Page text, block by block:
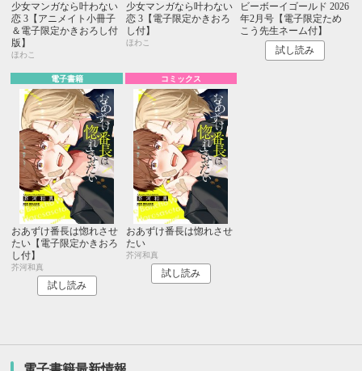
少女マンガなら叶わない
恋 3【アニメイト小冊子
＆電子限定かきおろし付
版】
ほわこ
少女マンガなら叶わない
恋 3【電子限定かきおろ
し付】
ほわこ
ビーボーイゴールド 2026
年2月号【電子限定ため
こう先生ネーム付】
試し読み
電子書籍
おあずけ番長は惚れさせ
たい【電子限定かきおろ
し付】
芥河和真
試し読み
コミックス
おあずけ番長は惚れさせ
たい
芥河和真
試し読み